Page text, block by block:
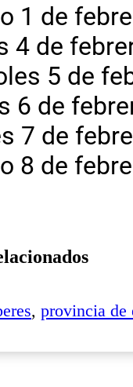
1 de
4 de
5 de
6 de
7 de
8 de
, provincia de